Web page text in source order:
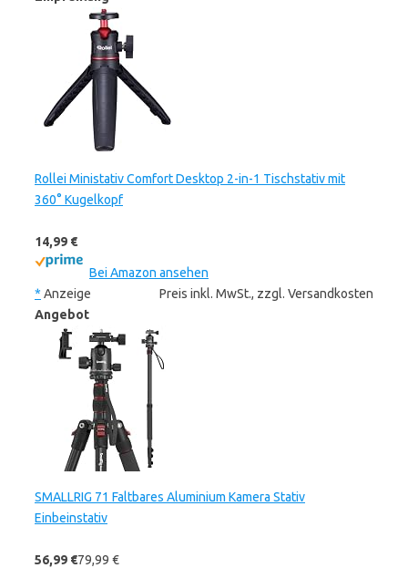
Rollei Ministativ Comfort Desktop 2-in-1 Tischstativ mit
360° Kugelkopf
14,99 €
Bei Amazon ansehen
* Anzeige
Preis inkl. MwSt., zzgl. Versandkosten
Angebot
SMALLRIG 71 Faltbares Aluminium Kamera Stativ
Einbeinstativ
56,99 €79,99 €